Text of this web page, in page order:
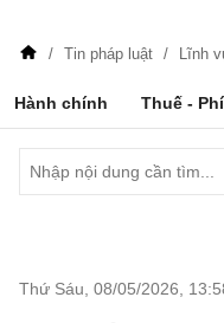
Tin pháp luật Lĩnh
Hành chính Thuế - Phí
Thứ Sáu, 08/05/2026